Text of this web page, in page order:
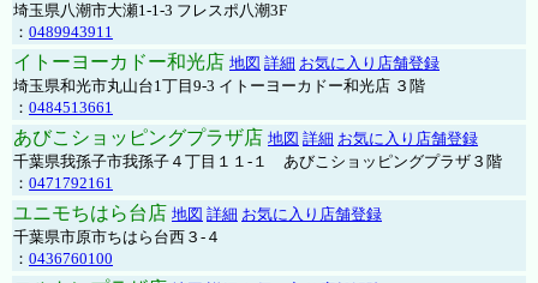
埼玉県八潮市大瀬1-1-3 フレスポ八潮3F
： 0489943911
イトーヨーカドー和光店 地図 詳細 お気に入り店舗登録
埼玉県和光市丸山台1丁目9-3 イトーヨーカドー和光店 ３階
： 0484513661
あびこショッピングプラザ店 地図 詳細 お気に入り店舗登録
千葉県我孫子市我孫子４丁目１１-１ あびこショッピングプラザ３階
： 0471792161
ユニモちはら台店 地図 詳細 お気に入り店舗登録
千葉県市原市ちはら台西３-４
： 0436760100